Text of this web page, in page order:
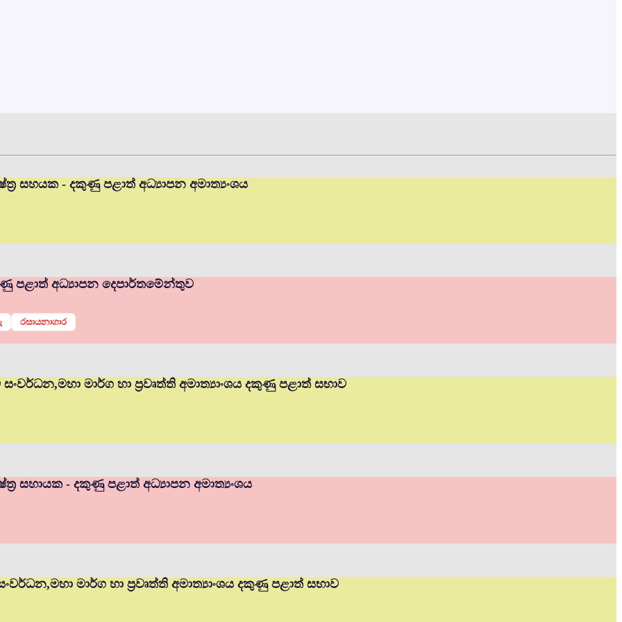
සහයක - දකුණු පළාත් අධ්‍යාපන අමාත්‍යංශය
පළාත් අධ්‍යාපන දෙපාර්තමේන්තුව
රසායනාගාර
මාර්ග හා ප්‍රවෘත්ති අමාත්‍යාංශය දකුණු පළාත් සභාව
සහායක - දකුණු පළාත් අධ්‍යාපන අමාත්‍යංශය
මාර්ග හා ප්‍රවෘත්ති අමාත්‍යාංශය දකුණු පළාත් සභාව